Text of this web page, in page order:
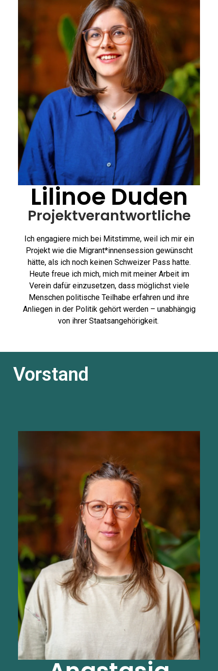
Lilinoe Duden​
Projektverantwortliche
Ich engagiere mich bei Mitstimme, weil ich mir ein
Projekt wie die Migrant*innensession gewünscht
hätte, als ich noch keinen Schweizer Pass hatte.
Heute freue ich mich, mich mit meiner Arbeit im
Verein dafür einzusetzen, dass möglichst viele
Menschen politische Teilhabe erfahren und ihre
Anliegen in der Politik gehört werden – unabhängig
von ihrer Staatsangehörigkeit.
Vorstand